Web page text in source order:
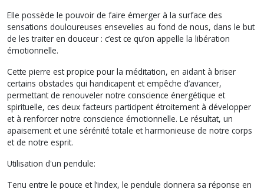
Elle possède le pouvoir de faire émerger à la surface des
sensations douloureuses ensevelies au fond de nous, dans le but
de les traiter en douceur : c’est ce qu’on appelle la libération
émotionnelle.
Cette pierre est propice pour la méditation, en aidant à briser
certains obstacles qui handicapent et empêche d’avancer,
permettant de renouveler notre conscience énergétique et
spirituelle, ces deux facteurs participent étroitement à développer
et à renforcer notre conscience émotionnelle. Le résultat, un
apaisement et une sérénité totale et harmonieuse de notre corps
et de notre esprit.
Utilisation d'un pendule:
Tenu entre le pouce et l’index, le pendule donnera sa réponse en